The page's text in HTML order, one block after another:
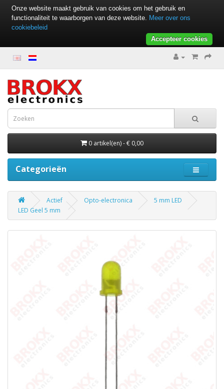
0 artikel(en) - € 0,00
Categorieën
Actief Opto-electronica
5 mm LED
LED Geel 5 mm
Onze website maakt gebruik van cookies om het gebruik en
functionaliteit te waarborgen van deze website. Meer over ons
cookiebeleid
Accepteer cookies